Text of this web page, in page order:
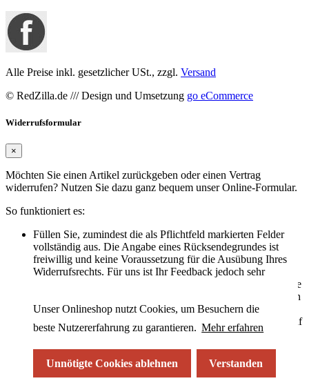
Unser Onlineshop nutzt Cookies, um Besuchern die
beste Nutzererfahrung zu garantieren. Mehr erfahren
Unnötigte Cookies ablehnen Verstanden
Alle Preise inkl. gesetzlicher USt., zzgl. Versand
© RedZilla.de /// Design und Umsetzung go eCommerce
Widerrufsformular
×
Möchten Sie einen Artikel zurückgeben oder einen Vertrag
widerrufen? Nutzen Sie dazu ganz bequem unser Online-Formular.
So funktioniert es:
Füllen Sie, zumindest die als Pflichtfeld markierten Felder
vollständig aus. Die Angabe eines Rücksendegrundes ist
freiwillig und keine Voraussetzung für die Ausübung Ihres
Widerrufsrechts. Für uns ist Ihr Feedback jedoch sehr
hilfreich, da es uns hilft, unsere Produkte und unseren Service
weiter zu verbessern. Wir freuen uns daher, wenn Sie uns den
Grund Ihrer Rücksendung mitteilen möchten.
Klicken Sie auf "Widerruf bestätigen", um uns Ihren Widerruf
direkt zu übermitteln.
gemäß den aktuellen Verbraucherschutzrichtlinien von 2026
unverzüglich per E-Mail. Diese Bestätigung dient Ihnen als